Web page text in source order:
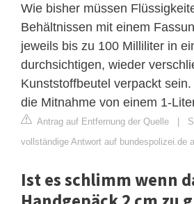
Wie bisher müssen
Behältnissen mit einem
jeweils bis zu 100 Milliliter in
durchsichtigen, wieder
Kunststoffbeutel verpackt
die Mitnahme von einem 1-
Antrag auf Entfernung der Quelle |
vollständige Antwort auf bundespolizei.de
Ist es schlimm wenn